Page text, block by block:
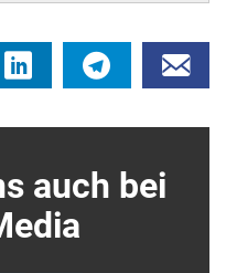
auch bei